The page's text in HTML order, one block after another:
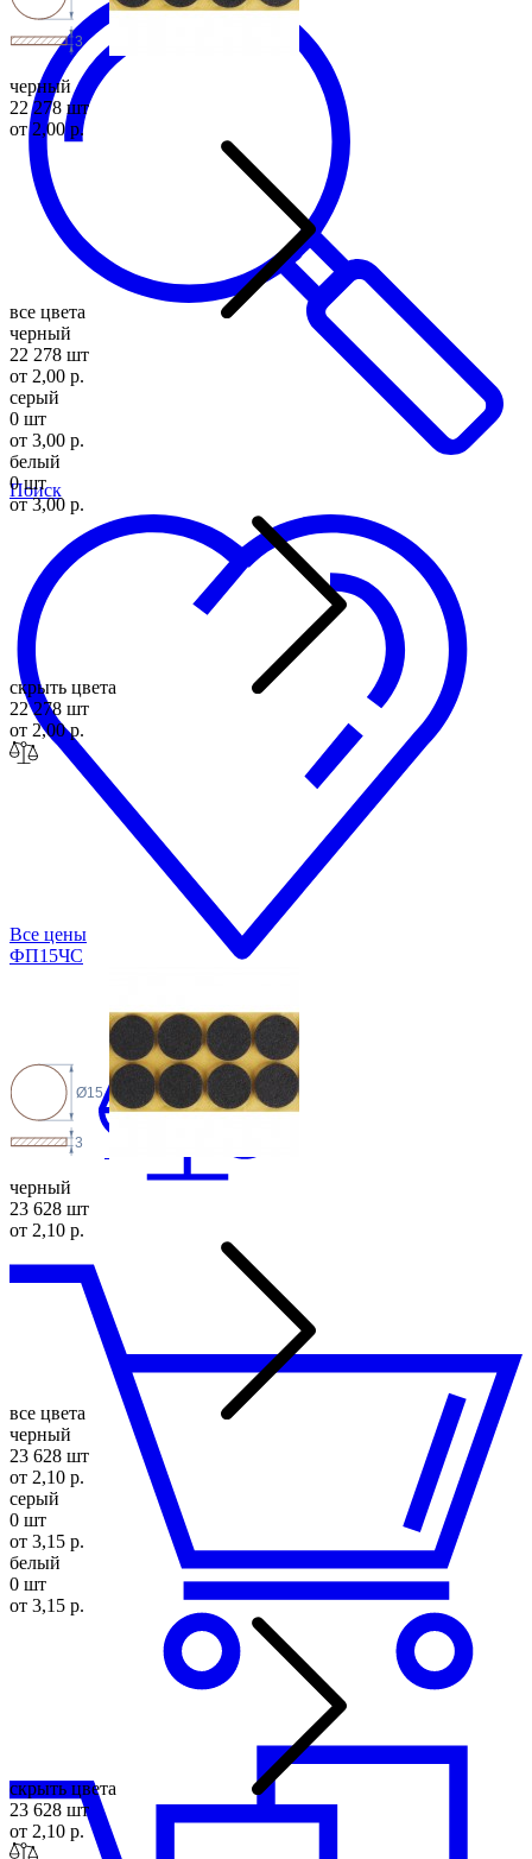
Поиск
3
черный
22 278 шт
от 2,00 р.
все цвета
черный
22 278 шт
от 2,00 р.
серый
0 шт
от 3,00 р.
белый
0 шт
от 3,00 р.
скрыть цвета
22 278 шт
от 2,00 р.
Все цены
ФП15ЧС
3
Ø15
черный
23 628 шт
от 2,10 р.
все цвета
черный
23 628 шт
от 2,10 р.
серый
0 шт
от 3,15 р.
белый
0 шт
от 3,15 р.
скрыть цвета
23 628 шт
от 2,10 р.